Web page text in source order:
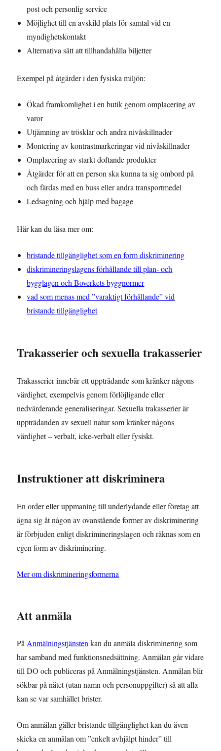
post och personlig service
Möjlighet till en avskild plats för samtal vid en
myndighetskontakt
Alternativa sätt att tillhandahålla biljetter
Exempel på åtgärder i den fysiska miljön:
Ökad framkomlighet i en butik genom omplacering av
varor
Utjämning av trösklar och andra nivåskillnader
Montering av kontrastmarkeringar vid nivåskillnader
Omplacering av starkt doftande produkter
Åtgärder för att en person ska kunna ta sig ombord på
och färdas med en buss eller andra transportmedel
Ledsagning och hjälp med bagage
Här kan du läsa mer om:
bristande tillgänglighet som en form diskriminering
diskrimineringslagens förhållande till plan- och
bygglagen och Boverkets byggnormer
vad som menas med ”varaktigt förhållande” vid
bristande tillgänglighet
Trakasserier och sexuella trakasserier
Trakasserier innebär ett uppträdande som kränker någons
värdighet, exempelvis genom förlöjligande eller
nedvärderande generaliseringar. Sexuella trakasserier är
uppträdanden av sexuell natur som kränker någons
värdighet – verbalt, icke-verbalt eller fysiskt.
Instruktioner att diskriminera
En order eller uppmaning till underlydande eller företag att
ägna sig åt någon av ovanstående former av diskriminering
är förbjuden enligt diskrimineringslagen och räknas som en
egen form av diskriminering.
Mer om diskrimineringsformerna
Att anmäla
På Anmälningstjänsten kan du anmäla diskriminering som
har samband med funktionsnedsättning. Anmälan går vidare
till DO och publiceras på Anmälningstjänsten. Anmälan blir
sökbar på nätet (utan namn och personuppgifter) så att alla
kan se var samhället brister.
Om anmälan gäller bristande tillgänglighet kan du även
skicka en anmälan om ”enkelt avhjälpt hinder” till